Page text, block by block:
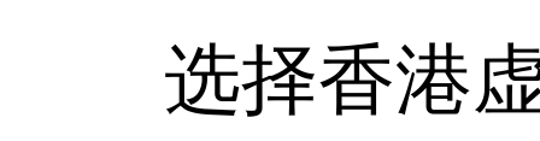
选择香港虚